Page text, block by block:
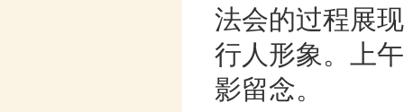
法会的过程展
行人形象。上
影留念。